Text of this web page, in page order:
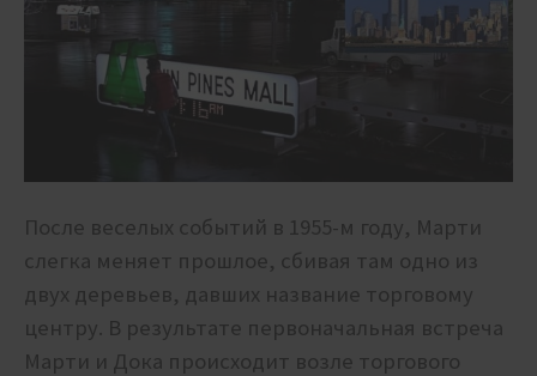
После веселых событий в 1955-м году, Марти
слегка меняет прошлое, сбивая там одно из
двух деревьев, давших название торговому
центру. В результате первоначальная встреча
Марти и Дока происходит возле торгового